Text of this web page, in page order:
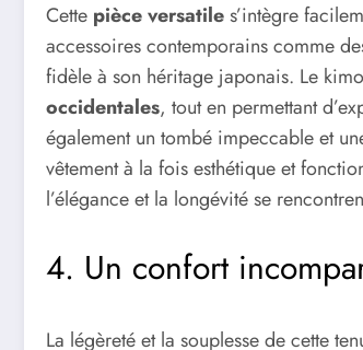
Cette pièce versatiles’intègre
accessoires contemporains comme
fidèle à son héritage japonais. Le
occidentales, tout en permettant
également un tombé impeccable et
vêtement à la fois esthétique et
l’élégance et la longévité se
4. Un confort
La légèreté et la souplesse de cette